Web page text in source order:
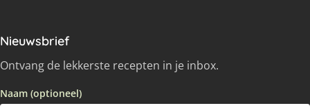
Nieuwsbrief
Ontvang de lekkerste recepten in je inbox.
Naam (optioneel)